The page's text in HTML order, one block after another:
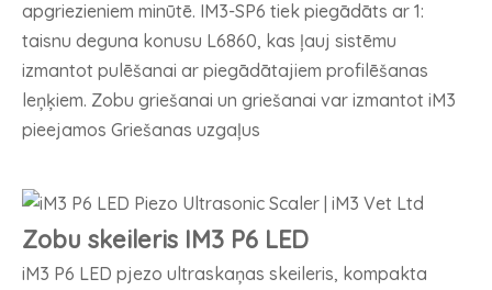
apgriezieniem minūtē. IM3-SP6 tiek piegādāts ar 1:
taisnu deguna konusu L6860, kas ļauj sistēmu
izmantot pulēšanai ar piegādātajiem profilēšanas
leņķiem. Zobu griešanai un griešanai var izmantot iM3
pieejamos Griešanas uzgaļus
Zobu skeileris IM3 P6 LED
iM3 P6 LED pjezo ultraskaņas skeileris, kompakta